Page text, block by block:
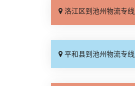
洛江区到池州物流专线_送货到门「市县派送」
平和县到池州物流专线_运保时效「多久时间」